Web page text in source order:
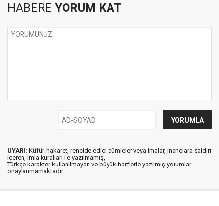
HABERE YORUM KAT
UYARI: Küfür, hakaret, rencide edici cümleler veya imalar, inançlara saldırı
içeren, imla kuralları ile yazılmamış,
Türkçe karakter kullanılmayan ve büyük harflerle yazılmış yorumlar
onaylanmamaktadır.